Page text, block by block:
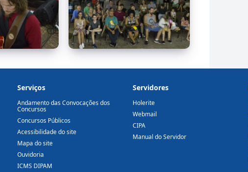
Serviços
Andamento das Convocações dos
Concursos
Concursos Públicos
Acessibilidade do site
Mapa do site
Ouvidoria
ICMS DIPAM
Servidores
Holerite
Webmail
CIPA
Manual do Servidor